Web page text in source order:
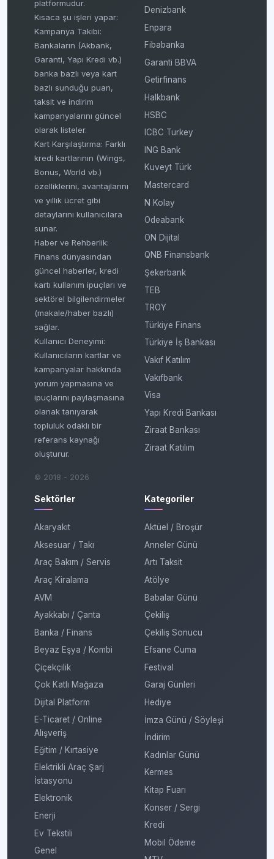
platformudur.
Kısaca şu işleri yapar:
Kampanya Takibi:
Bankaların (Akbank,
Garanti, Yapı Kredi vb.)
banka bazlı veya kart
bazlı sunduğu puan,
taksit ve indirim
kampanyalarını güncel
olarak listeler.
Kart Karşılaştırma: Farklı
kredi kartlarının (Wings,
Bonus, World vb.)
özelliklerini, avantajlarını
ve yıllık ücret gibi
detaylarını kullanıcılara
sunar.
Haber ve Rehberlik:
Finans dünyasından
güncel haberler, kredi
kartı kullanım ipuçları ve
sektörel bilgilendirmeler
(makale/haber bazlı)
sağlar.
Kullanıcı Deneyimi:
Kullanıcıların kartlar ve
kampanyalar hakkında
yorum yapmasına ve
ipuçlarını paylaşmasına
olanak tanıyarak
topluluk odaklı bir
referans kaynağı
oluşturur.
© 2018 - 2026
Denizbank
Enpara
Fibabanka
Garanti BBVA
Getirfinans
Halkbank
HSBC
ICBC Turkey
ING Bank
Kuveyt Türk
Mastercard
N Kolay
Odeabank
ON Dijital
QNB Finansbank
Şekerbank
TEB
TROY
Türkiye Finans
Türkiye İş Bankası
Vakıf Katılım
Vakıfbank
Visa
Yapı Kredi Bankası
Ziraat Bankası
Ziraat Katılım
Sektörler
Akaryakıt
Aksesuar / Takı
Araç Bakım / Servis
Araç Kiralama
AVM
Ayakkabı / Çanta
Banka / Finans
Beyaz Eşya / Kombi
Çiçekçilik
Çok Katlı Mağaza
Dijital Platform
E-Ticaret / Online
Alışveriş
Eğitim / Kırtasiye
Elektrikli Araç Şarj
İstasyonu
Elektronik
Enerji
Ev Tekstili
Genel
Kategoriler
Aktüel / Broşür
Anneler Günü
Artı Taksit
Atölye
Babalar Günü
Çekiliş
Çekiliş Sonucu
Efsane Cuma
Festival
Garaj Günleri
Hediye
İmza Günü / Söyleşi
İndirim
Kadınlar Günü
Kermes
Kitap Fuarı
Konser / Sergi
Kredi
Mobil Ödeme